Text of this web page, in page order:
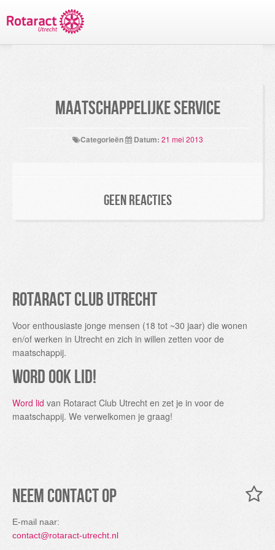
Maatschappelijke service
Categorieën Datum: 21 mei 2013
Geen reacties
Rotaract Club Utrecht
Voor enthousiaste jonge mensen (18 tot ~30 jaar) die wonen
en/of werken in Utrecht en zich in willen zetten voor de
maatschappij.
Word ook lid!
Word lid van Rotaract Club Utrecht en zet je in voor de
maatschappij. We verwelkomen je graag!
Neem contact op
E-mail naar:
contact@rotaract-utrecht.nl